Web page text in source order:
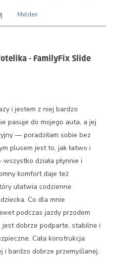
) Melden
- FamilyFix Slide
i jestem z niej bardzo
pasuje do mojego auta, a jej
— poradziłam sobie bez
plusem jest to, jak łatwo i
działa płynnie i
komfort daje też
ułatwia codzienne
Co dla mnie
podczas jazdy przodem
jest dobrze podparte, stabilne i
Cała konstrukcja
i bardzo dobrze przemyślanej.